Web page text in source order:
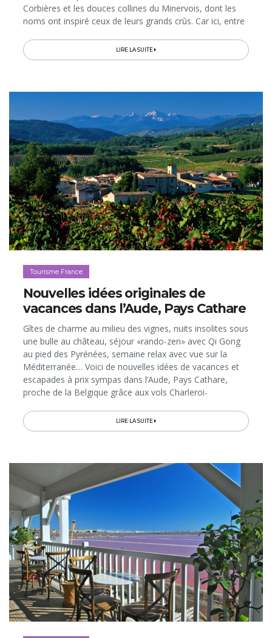
Corbières et les douces collines du Minervois, dont les
noms ont inspiré ceux de leurs grands crûs. Car ici, entre
LIRE LA SUITE
Tourisme France
Nouvelles idées originales de
vacances dans l’Aude, Pays Cathare
Gîtes de charme au milieu des vignes, nuits insolites sous
une bulle au château, séjour «rando-zen» avec Qi Gong
au pied des Pyrénées, semaine relax avec vue sur la
Méditerranée… Voici de nouvelles idées de vacances et
escapades à prix sympas dans l’Aude, Pays Cathare,
proche de la Belgique grâce aux vols Charleroi-
LIRE LA SUITE